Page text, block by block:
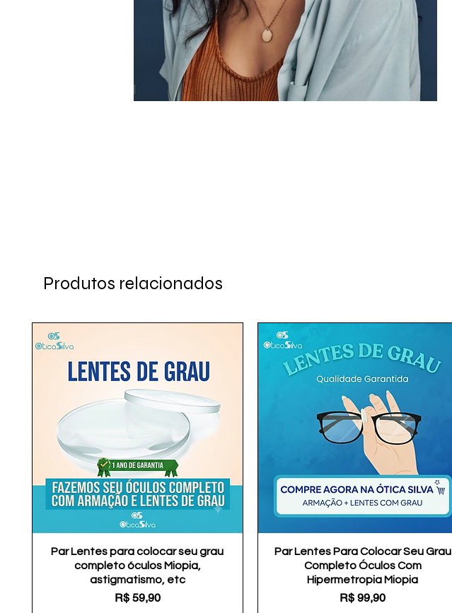
Produtos relacionados
Visualização rápida
Par Lentes para colocar seu grau
completo óculos Miopia,
astigmatismo, etc
Preço
R$ 59,90
Visualização rápida
Par Lentes Para Colocar Seu Grau
Completo Óculos Com
Hipermetropia Miopia
Preço
R$ 99,90